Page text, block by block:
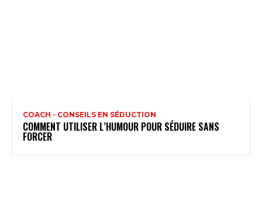
COACH - CONSEILS EN SÉDUCTION
COMMENT UTILISER L’HUMOUR POUR SÉDUIRE SANS
FORCER